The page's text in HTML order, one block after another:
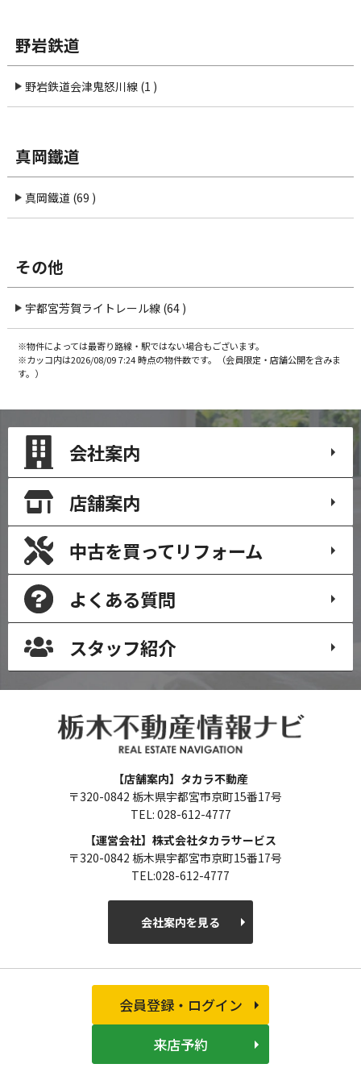
野岩鉄道
野岩鉄道会津鬼怒川線 (1 )
真岡鐵道
真岡鐵道 (69 )
その他
宇都宮芳賀ライトレール線 (64 )
※物件によっては最寄り路線・駅ではない場合もございます。
※カッコ内は2026/08/09 7:24 時点の物件数です。（会員限定・店舗公開を含みま
す。）
会社案内
店舗案内
中古を買ってリフォーム
よくある質問
スタッフ紹介
【店舗案内】タカラ不動産
〒320-0842 栃木県宇都宮市京町15番17号
TEL: 028-612-4777
【運営会社】株式会社タカラサービス
〒320-0842 栃木県宇都宮市京町15番17号
TEL:028-612-4777
会社案内を見る
会員登録・ログイン
来店予約